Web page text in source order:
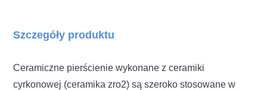
Szczegóły produktu
Ceramiczne pierścienie wykonane z ceramiki
cyrkonowej (ceramika zro2) są szeroko stosowane w